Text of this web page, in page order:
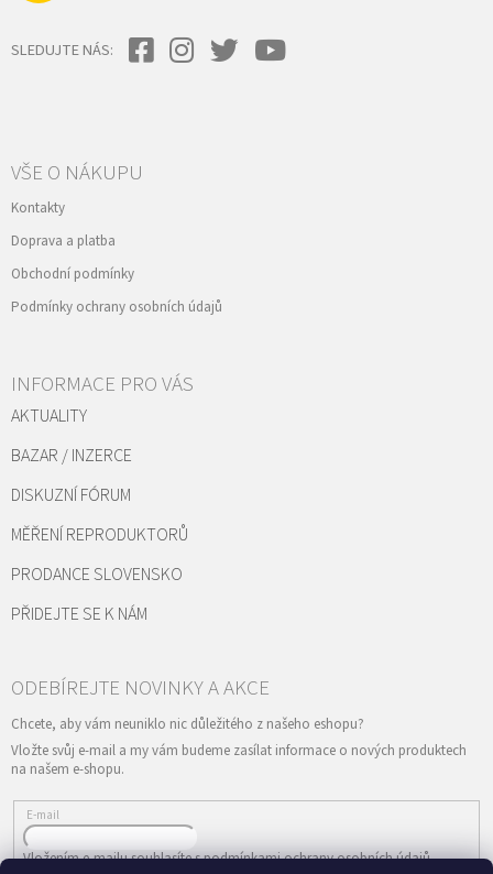
SLEDUJTE NÁS:
VŠE O NÁKUPU
Kontakty
Doprava a platba
Obchodní podmínky
Podmínky ochrany osobních údajů
INFORMACE PRO VÁS
AKTUALITY
BAZAR / INZERCE
DISKUZNÍ FÓRUM
MĚŘENÍ REPRODUKTORŮ
PRODANCE SLOVENSKO
PŘIDEJTE SE K NÁM
Vložte svůj e-mail a my vám budeme zasílat informace o nových produktech
na našem e-shopu.
E-mail
Vložením e-mailu souhlasíte spodmínkami ochrany osobních údajů